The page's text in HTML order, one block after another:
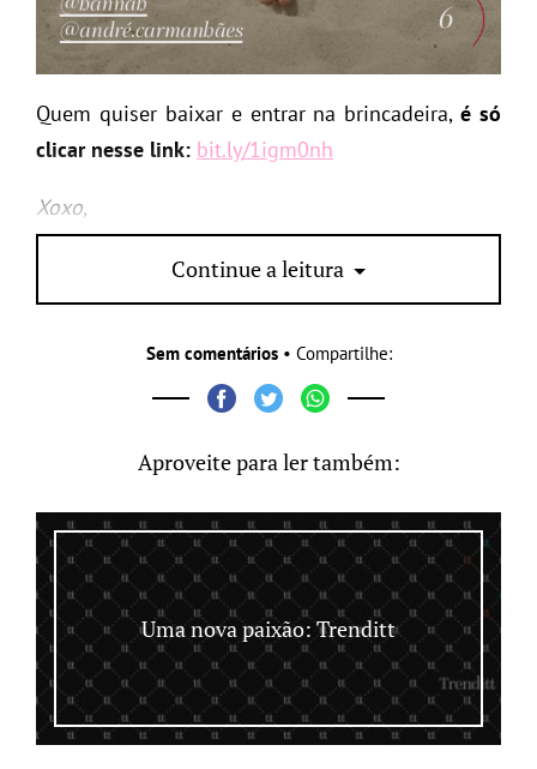
Quem quiser baixar e entrar na brincadeira,é só
clicar nesse link: bit.ly/1igm0nh
Xoxo,
Lari Duarte (Hahaha não resisti ao trocadilho!)
Continue a leitura
Sem comentários• Compartilhe:
Aproveite para ler também:
Uma nova paixão: Trenditt